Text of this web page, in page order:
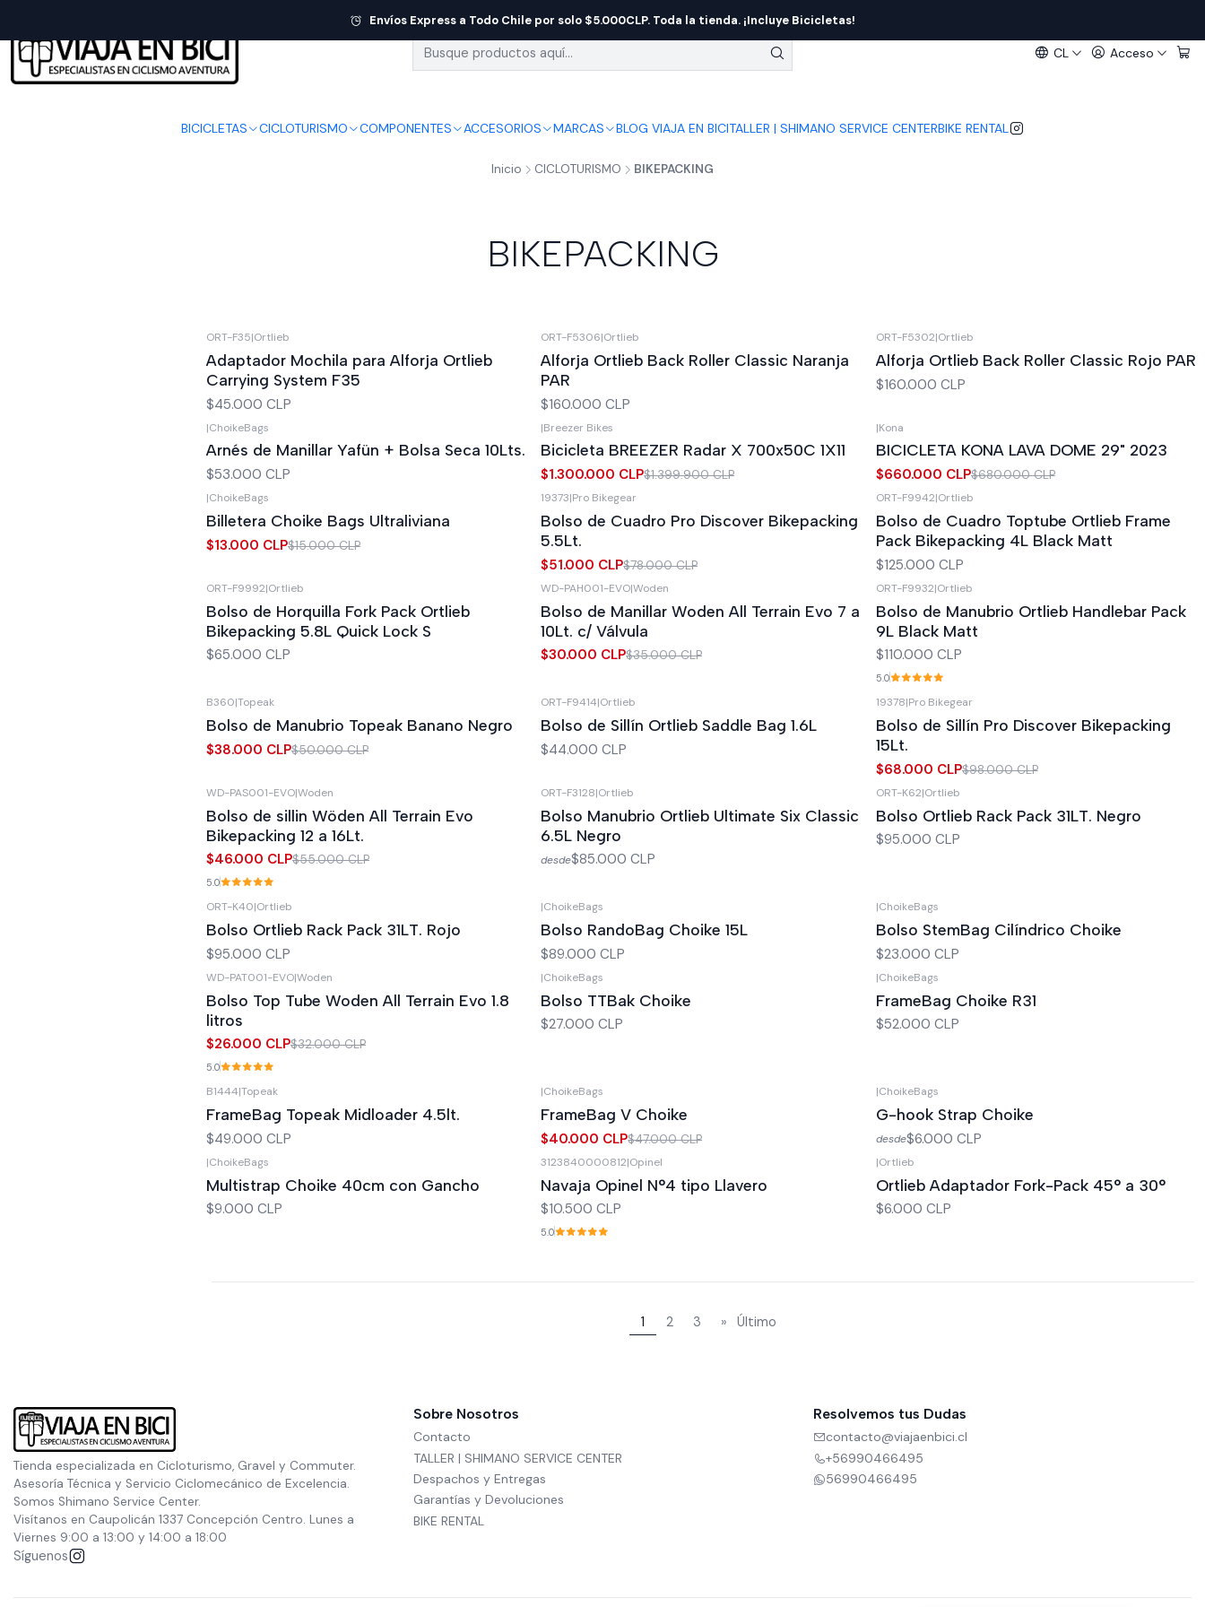
CL Acceso
BICICLETAS CICLOTURISMO COMPONENTES ACCESORIOS MARCAS BLOG VIAJA EN BICITALLER | SHIMANO SERVICE CENTERBIKE RENTAL
Envíos Express a Todo Chile por solo $5.000CLP. Toda la tienda. ¡Incluye Bicicletas!
Inicio CICLOTURISMO BIKEPACKING
BIKEPACKING
ORT-F35|Ortlieb
Adaptador Mochila para Alforja Ortlieb
Carrying System F35
$45.000 CLP
ORT-F5306|Ortlieb
Alforja Ortlieb Back Roller Classic Naranja
PAR
$160.000 CLP
ORT-F5302|Ortlieb
Alforja Ortlieb Back Roller Classic Rojo PAR
$160.000 CLP
|ChoikeBags
Arnés de Manillar Yafün + Bolsa Seca 10Lts.
$53.000 CLP
-7%OFF
|Breezer Bikes
Bicicleta BREEZER Radar X 700x50C 1X11
$1.300.000 CLP$1.399.900 CLP
-3%
|Kona
BICICLETA KONA LAVA DOME 29" 2023
$660.000 CLP$680.000 CLP
OFF
|ChoikeBags
Billetera Choike Bags Ultraliviana
$13.000 CLP$15.000 CLP
-35%
19373|Pro Bikegear
Bolso de Cuadro Pro Discover Bikepacking
5.5Lt.
$51.000 CLP$78.000 CLP
ORT-F9942|Ortlieb
Bolso de Cuadro Toptube Ortlieb Frame
Pack Bikepacking 4L Black Matt
$125.000 CLP
ORT-F9992|Ortlieb
Bolso de Horquilla Fork Pack Ortlieb
Bikepacking 5.8L Quick Lock S
$65.000 CLP
-14%OFF
WD-PAH001-EVO|Woden
Bolso de Manillar Woden All Terrain Evo 7 a
10Lt. c/ Válvula
$30.000 CLP$35.000 CLP
ORT-F9932|Ortlieb
Bolso de Manubrio Ortlieb Handlebar Pack
9L Black Matt
$110.000 CLP
5.0
-24% OFF
B360|Topeak
Bolso de Manubrio Topeak Banano Negro
$38.000 CLP$50.000 CLP
ORT-F9414|Ortlieb
Bolso de Sillín Ortlieb Saddle Bag 1.6L
$44.000 CLP
-31%
19378|Pro Bikegear
Bolso de Sillín Pro Discover Bikepacking
15Lt.
$68.000 CLP$98.000 CLP
-16%OFF
WD-PAS001-EVO|Woden
Bolso de sillin Wöden All Terrain Evo
Bikepacking 12 a 16Lt.
$46.000 CLP$55.000 CLP
5.0
ORT-F3128|Ortlieb
Bolso Manubrio Ortlieb Ultimate Six Classic
6.5L Negro
desde$85.000 CLP
ORT-K62|Ortlieb
Bolso Ortlieb Rack Pack 31LT. Negro
$95.000 CLP
ORT-K40|Ortlieb
Bolso Ortlieb Rack Pack 31LT. Rojo
$95.000 CLP
|ChoikeBags
Bolso RandoBag Choike 15L
$89.000 CLP
|ChoikeBags
Bolso StemBag Cilíndrico Choike
$23.000 CLP
-19%OFF
WD-PAT001-EVO|Woden
Bolso Top Tube Woden All Terrain Evo 1.8
litros
$26.000 CLP$32.000 CLP
5.0
|ChoikeBags
Bolso TTBak Choike
$27.000 CLP
|ChoikeBags
FrameBag Choike R31
$52.000 CLP
No disponible
B1444|Topeak
FrameBag Topeak Midloader 4.5lt.
$49.000 CLP
OFF
|ChoikeBags
FrameBag V Choike
$40.000 CLP$47.000 CLP
|ChoikeBags
G-hook Strap Choike
desde$6.000 CLP
|ChoikeBags
Multistrap Choike 40cm con Gancho
$9.000 CLP
3123840000812|Opinel
Navaja Opinel N°4 tipo Llavero
$10.500 CLP
5.0
|Ortlieb
Ortlieb Adaptador Fork-Pack 45° a 30°
$6.000 CLP
1 2 3 » Último
Tienda especializada en Cicloturismo, Gravel y Commuter.
Asesoría Técnica y Servicio Ciclomecánico de Excelencia.
Somos Shimano Service Center.
Visítanos en Caupolicán 1337 Concepción Centro. Lunes a
Viernes 9:00 a 13:00 y 14:00 a 18:00
Síguenos
Sobre Nosotros
Contacto
TALLER | SHIMANO SERVICE CENTER
Despachos y Entregas
Garantías y Devoluciones
BIKE RENTAL
Resolvemos tus Dudas
contacto@viajaenbici.cl
+56990466495
56990466495